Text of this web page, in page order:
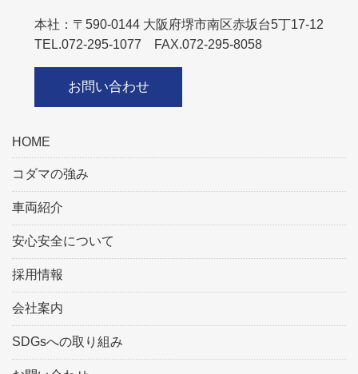
本社：〒590-0144 大阪府堺市南区赤坂台5丁17-12
TEL.072-295-1077 FAX.072-295-8058
お問い合わせ
HOME
コダマの強み
車両紹介
安心安全について
採用情報
会社案内
SDGsへの取り組み